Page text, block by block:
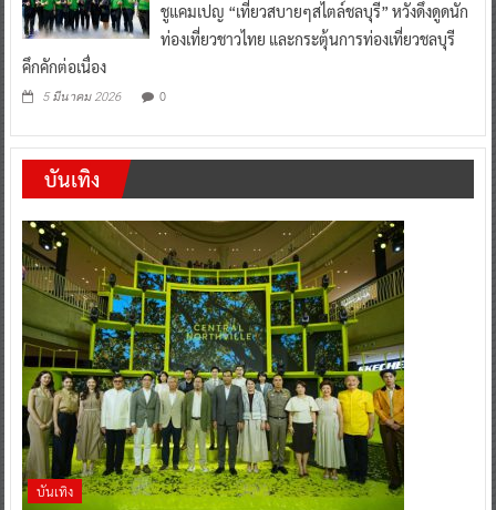
ชูแคมเปญ “เที่ยวสบายๆสไตล์ชลบุรี” หวังดึงดูดนัก
ท่องเที่ยวชาวไทย และกระตุ้นการท่องเที่ยวชลบุรี
คึกคักต่อเนื่อง
5 มีนาคม 2026 0
บันเทิง
บันเทิง